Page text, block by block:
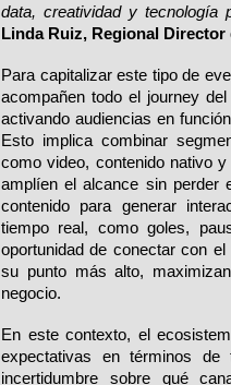
data, creatividad y tecnología
Linda Ruiz, Regional Director
Para capitalizar este tipo de
acompañen todo el journey
activando audiencias en
Esto implica combinar
como video, contenido nativo
amplíen el alcance sin perder
contenido para generar
tiempo real, como goles,
oportunidad de conectar con
su punto más alto,
negocio.
En este contexto, el
expectativas en términos
incertidumbre sobre qué